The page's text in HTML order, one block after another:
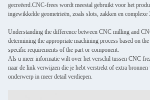
gecreëerd.CNC-frees wordt meestal gebruikt voor het
ingewikkelde geometrieën, zoals slots, zakken en
Understanding the difference between CNC milling and
determining the appropriate machining process based on
specific requirements of the part or component.
Als u meer informatie wilt over het verschil tussen CNC
naar de link verwijzen die je hebt verstrekt of extra bronnen
onderwerp in meer detail verdiepen.